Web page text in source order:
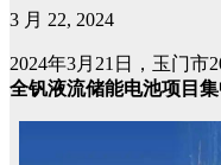
3 月 22, 2024
2024年3月21日，玉门市
全钒液流储能电池项目